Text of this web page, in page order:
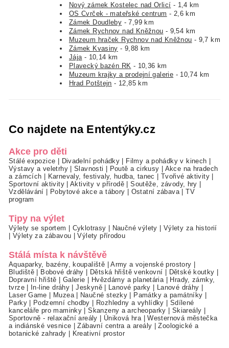
Nový zámek Kostelec nad Orlicí - 1,4 km
OS Cvrček - mateřské centrum - 2,6 km
Zámek Doudleby - 7,99 km
Zámek Rychnov nad Kněžnou - 9,54 km
Muzeum hraček Rychnov nad Kněžnou - 9,7 km
Zámek Kvasiny - 9,88 km
Jája - 10,14 km
Plavecký bazén RK - 10,36 km
Muzeum krajky a prodejní galerie - 10,74 km
Hrad Potštejn - 12,85 km
Co najdete na Ententýky.cz
Akce pro děti
Stálé expozice Divadelní pohádky Filmy a pohádky v kinech
Výstavy a veletrhy|Slavnosti Poutě a cirkusy
Akce na hradech
a zámcích
Karnevaly, festivaly, hudba, tanec Tvořivé aktivity
Sportovní aktivity|Aktivity v přírodě |Soutěže, závody, hry
Vzdělávání
Pobytové akce a tábory Ostatní zábava |TV
program
Tipy na výlet
Výlety se sportem Cyklotrasy Naučné výlety
Výlety za historií
Výlety za zábavou |Výlety přírodou
Stálá místa k návštěvě
Aquaparky, bazény, koupaliště |Army a vojenské prostory
Bludiště
Bobové dráhy Dětská hřiště venkovní Dětské koutky
Dopravní hřiště
Galerie Hvězdárny a planetária
Hrady, zámky,
tvrze| In-line dráhy |Jeskyně| Lanové parky Lanové dráhy
Laser Game
Muzea| Naučné stezky Památky a památníky
Parky| Podzemní chodby Rozhledny a vyhlídky
Sdílené
kanceláře pro maminky |Skanzeny a archeoparky Skiareály
Sportovně - relaxační areály
Úniková hra |Westernová městečka
a indiánské vesnice |Zábavní centra a areály |Zoologické a
botanické zahrady
Kreativní prostor